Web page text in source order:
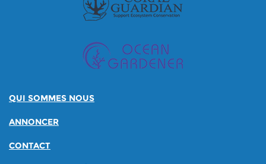
QUI SOMMES NOUS
ANNONCER
CONTACT